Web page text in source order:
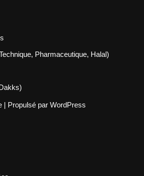
Pharmaceutique, Halal)
| Propulsé par WordPress